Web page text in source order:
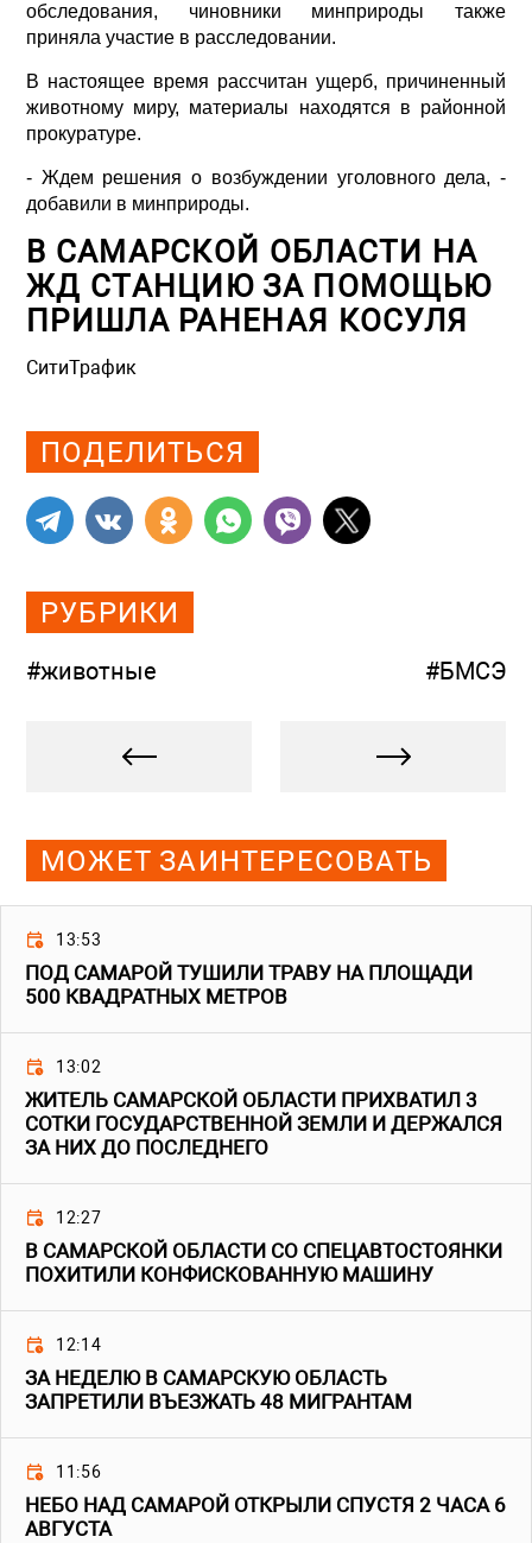
обследования, чиновники минприроды также
приняла участие в расследовании.
В настоящее время рассчитан ущерб, причиненный
животному миру, материалы находятся в районной
прокуратуре.
- Ждем решения о возбуждении уголовного дела, -
добавили в минприроды.
В САМАРСКОЙ ОБЛАСТИ НА
ЖД СТАНЦИЮ ЗА ПОМОЩЬЮ
ПРИШЛА РАНЕНАЯ КОСУЛЯ
СитиТрафик
ПОДЕЛИТЬСЯ
РУБРИКИ
#животные #БМСЭ
МОЖЕТ ЗАИНТЕРЕСОВАТЬ
13:53
ПОД САМАРОЙ ТУШИЛИ ТРАВУ НА ПЛОЩАДИ
500 КВАДРАТНЫХ МЕТРОВ
13:02
ЖИТЕЛЬ САМАРСКОЙ ОБЛАСТИ ПРИХВАТИЛ 3
СОТКИ ГОСУДАРСТВЕННОЙ ЗЕМЛИ И ДЕРЖАЛСЯ
ЗА НИХ ДО ПОСЛЕДНЕГО
12:27
В САМАРСКОЙ ОБЛАСТИ СО СПЕЦАВТОСТОЯНКИ
ПОХИТИЛИ КОНФИСКОВАННУЮ МАШИНУ
12:14
ЗА НЕДЕЛЮ В САМАРСКУЮ ОБЛАСТЬ
ЗАПРЕТИЛИ ВЪЕЗЖАТЬ 48 МИГРАНТАМ
11:56
НЕБО НАД САМАРОЙ ОТКРЫЛИ СПУСТЯ 2 ЧАСА 6
АВГУСТА